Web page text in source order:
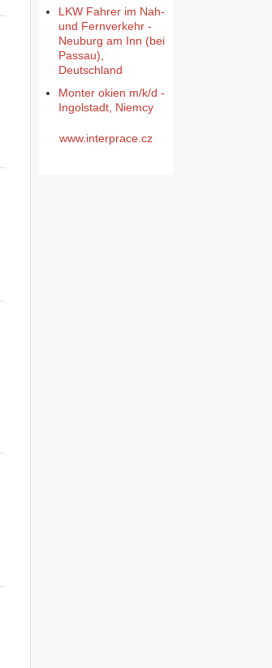
LKW Fahrer im Nah-
und Fernverkehr -
Neuburg am Inn (bei
Passau),
Deutschland
Monter okien m/k/d -
Ingolstadt, Niemcy
www.interprace.cz